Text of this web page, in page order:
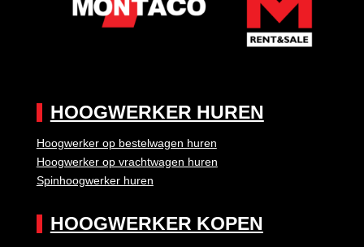
HOOGWERKER HUREN
Hoogwerker op bestelwagen huren
Hoogwerker op vrachtwagen huren
Spinhoogwerker huren
HOOGWERKER KOPEN